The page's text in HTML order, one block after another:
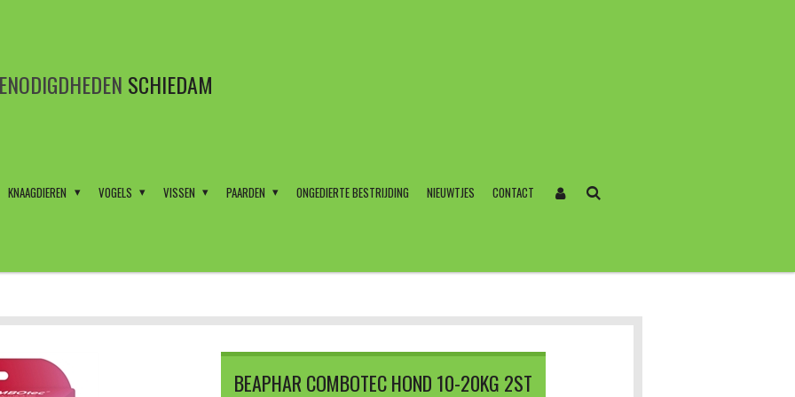
SCHIEDAM
KNAAGDIEREN VOGELS VISSEN PAARDEN ONGEDIERTE BESTRIJDING NIEUWTJES CONTACT
BEAPHAR COMBOTEC HOND 10-20KG 2ST